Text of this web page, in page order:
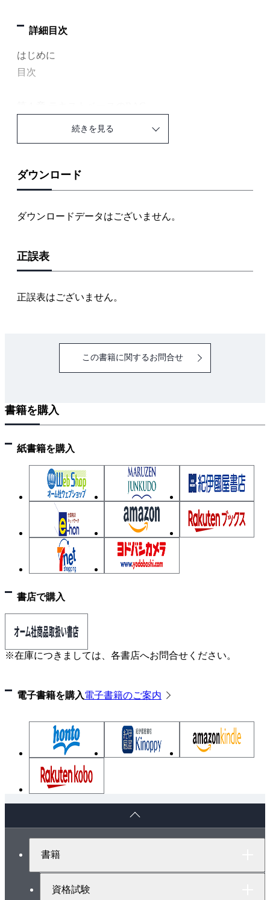
詳細目次
はじめに
目次
1-1 RAGの3つの構成要素
1-4 回答生成器の作成
2-1 マルチモーダルRAGとは
2-3 画像のテキスト化による実装
2-4 画像とテキストの同一空間埋め込みによる実装
2-5 評価メトリクスと実践
3-1 Embed 4の利用
3-2 CLIP-RAGの利用
3-3 マルチモーダル反復RAG
第４章 特化型マルチモーダルRAG
4-1 マルチモーダルRAGのファインチューニング
4-2 projectorとLLMのファインチューニング
ーニング
参考文献
続きを見る
ダウンロード
ダウンロードデータはございません。
正誤表
正誤表はございません。
この書籍に関するお問合せ
書籍を購入
紙書籍を購入
書店で購入
※在庫につきましては、各書店へお問合せください。
電子書籍を購入電子書籍のご案内
書籍
資格試験